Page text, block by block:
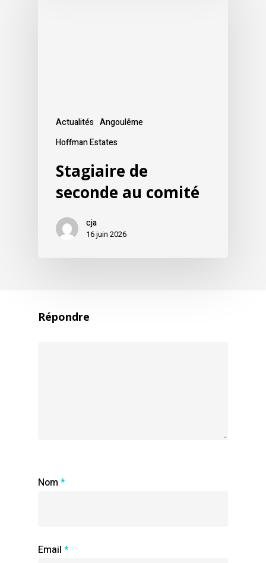
Actualités Angoulême
Hoffman Estates
Stagiaire de
seconde au comité
cja
16 juin 2026
Répondre
Nom *
Email *